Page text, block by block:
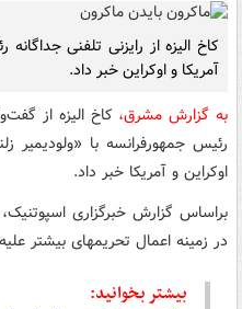
کاخ الیزه از رایزنی تلفنی
آمریکا و اوکراین خبر داد.
به گزارش مشرق، کاخ الیزه از
رئیس جمهورفرانسه با
اوکراین و آمریکا خبر داد.
براساس گزارش خبرگزاری
در زمینه اعمال تحریمهای بیشتر
بیشتر بخوانید: